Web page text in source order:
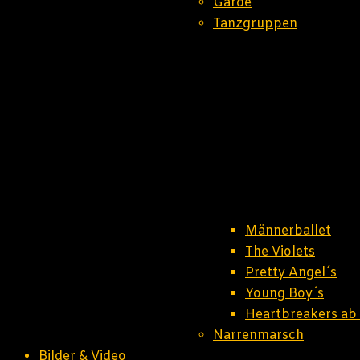
Tanzgruppen
Männerballet
The Violets
Pretty Angel´s
Young Boy´s
Heartbreakers
Narrenmarsch
Bilder & Video